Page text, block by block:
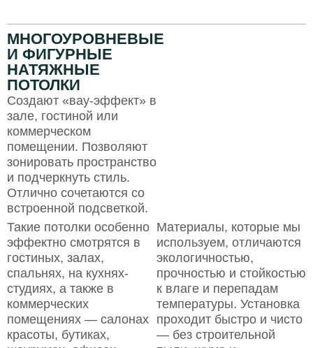
МНОГОУРОВНЕВЫЕ
И ФИГУРНЫЕ
НАТЯЖНЫЕ
ПОТОЛКИ
Создают «вау-эффект» в
зале, гостиной или
коммерческом
помещении. Позволяют
зонировать пространство
и подчеркнуть стиль.
Отлично сочетаются со
встроенной подсветкой.
Такие потолки особенно
эффектно смотрятся в
гостиных, залах,
спальнях, на кухнях-
студиях, а также в
коммерческих
помещениях — салонах
красоты, бутиках,
Материалы, которые мы
используем, отличаются
экологичностью,
прочностью и стойкостью
к влаге и перепадам
температуры. Установка
проходит быстро и чисто
— без строительной